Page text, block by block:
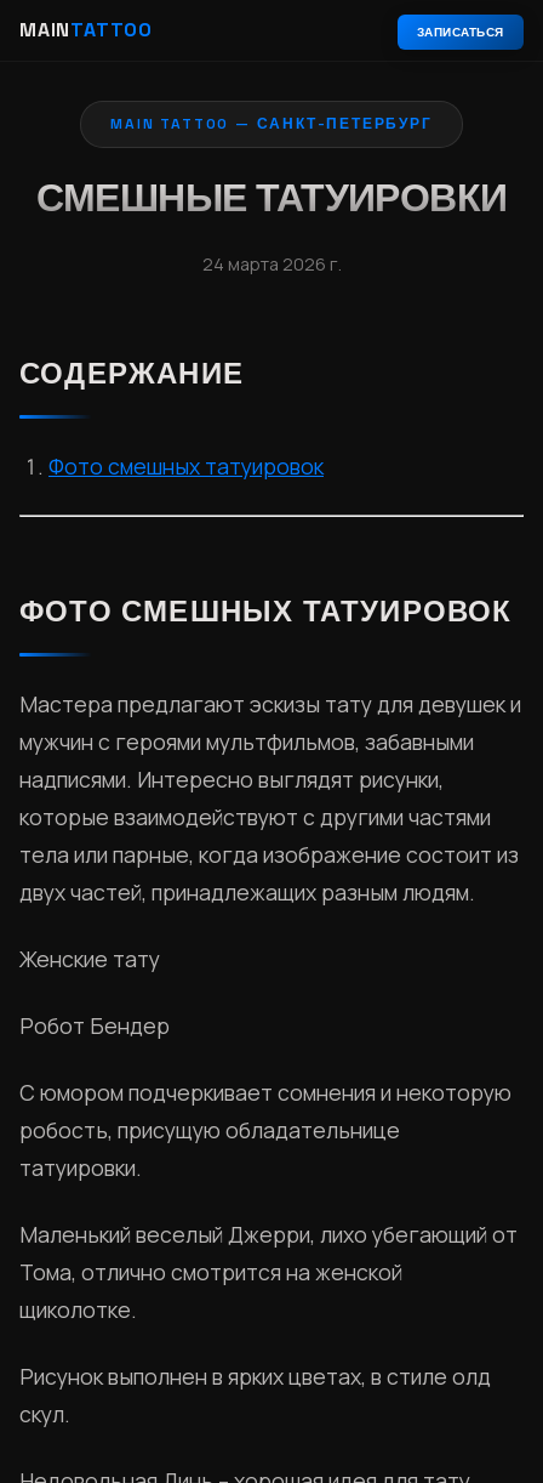
MAINTATTOO ЗАПИСАТЬСЯ
MAIN TATTOO — САНКТ-ПЕТЕРБУРГ
СМЕШНЫЕ ТАТУИРОВКИ
24 марта 2026 г.
СОДЕРЖАНИЕ
Фото смешных татуировок
ФОТО СМЕШНЫХ ТАТУИРОВОК
Мастера предлагают эскизы тату для девушек и
мужчин с героями мультфильмов, забавными
надписями. Интересно выглядят рисунки,
которые взаимодействуют с другими частями
тела или парные, когда изображение состоит из
двух частей, принадлежащих разным людям.
Женские тату
Робот Бендер
С юмором подчеркивает сомнения и некоторую
робость, присущую обладательнице
татуировки.
Маленький веселый Джерри, лихо убегающий от
Тома, отлично смотрится на женской
щиколотке.
Рисунок выполнен в ярких цветах, в стиле олд
скул.